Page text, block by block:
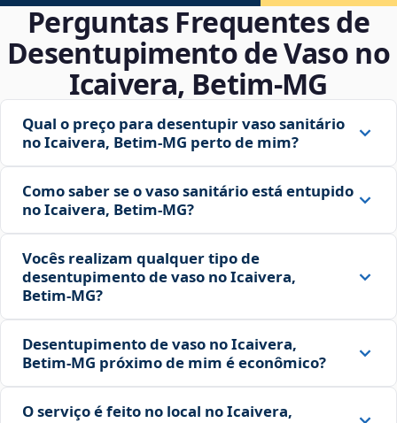
Perguntas Frequentes de
Desentupimento de Vaso no
Icaivera, Betim‑MG
Qual o preço para desentupir vaso sanitário
no Icaivera, Betim‑MG perto de mim?
Como saber se o vaso sanitário está entupido
no Icaivera, Betim‑MG?
Vocês realizam qualquer tipo de
desentupimento de vaso no Icaivera,
Betim‑MG?
Desentupimento de vaso no Icaivera,
Betim‑MG próximo de mim é econômico?
O serviço é feito no local no Icaivera,